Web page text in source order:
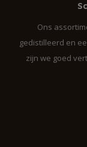
Ons
gedistilleerd en
zijn we goed